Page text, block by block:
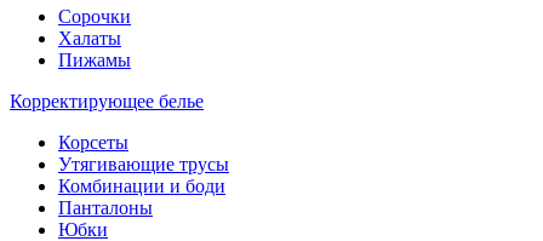
Сорочки
Халаты
Пижамы
Корректирующее белье
Корсеты
Утягивающие трусы
Комбинации и боди
Панталоны
Юбки